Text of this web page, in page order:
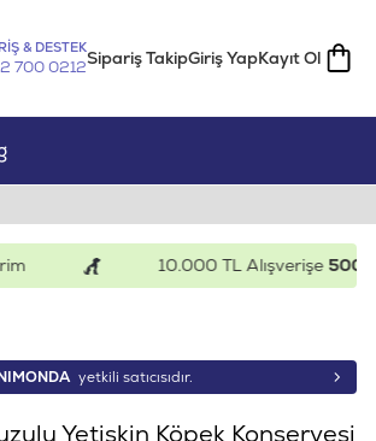
& DESTEK
700 0212Sipariş TakipGiriş YapKayıt Ol
10.000 TL Alışverişe500 TL
yetkili satıcısıdır.
Yetişkin Köpek Konservesi